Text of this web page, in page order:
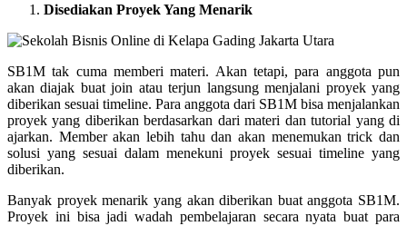
Disediakan Proyek Yang Menarik
SB1M tak cuma memberi materi. Akan tetapi, para anggota pun
akan diajak buat join atau terjun langsung menjalani proyek yang
diberikan sesuai timeline. Para anggota dari SB1M bisa menjalankan
proyek yang diberikan berdasarkan dari materi dan tutorial yang di
ajarkan. Member akan lebih tahu dan akan menemukan trick dan
solusi yang sesuai dalam menekuni proyek sesuai timeline yang
diberikan.
Banyak proyek menarik yang akan diberikan buat anggota SB1M.
Proyek ini bisa jadi wadah pembelajaran secara nyata buat para